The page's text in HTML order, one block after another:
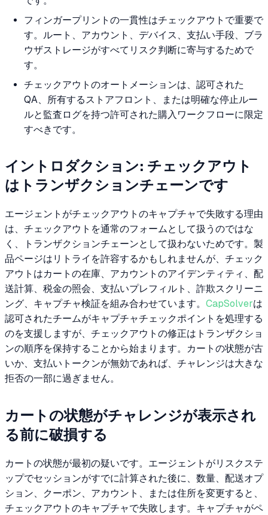
フィンガープリントの一貫性はチェックアウトで重要で
す。ルート、アカウント、デバイス、支払い手段、ブラ
ウザストレージがすべてリスク判断に寄与するためで
す。
チェックアウトのオートメーションは、認可された
QA、所有するストアフロント、または明確な停止ルー
ルと監査ログを持つ許可された購入ワークフローに限定
すべきです。
イントロダクション: チェックアウト
はトランザクションチェーンです
エージェントがチェックアウトのキャプチャで失敗する理由
は、チェックアウトを通常のフォームとして扱うのではな
く、トランザクションチェーンとして扱わないためです。製
品ページはリトライを許容するかもしれませんが、チェック
アウトはカートの在庫、アカウントのアイデンティティ、配
送計算、税金の照会、支払いプレフィルト、詐欺スクリーニ
ング、キャプチャ検証を組み合わせています。 CapSolverは
認可されたチームがキャプチャチェックポイントを処理する
のを支援しますが、チェックアウトの修正はトランザクショ
ンの順序を保持することから始まります。カートの状態が古
いか、支払いトークンが無効であれば、チャレンジは大きな
拒否の一部に過ぎません。
カートの状態がチャレンジが表示され
る前に破損する
カートの状態が最初の疑いです。エージェントがリスクステ
ップでセッションがすでに計算された後に、数量、配送オプ
ション、クーポン、アカウント、または住所を変更すると、
チェックアウトのキャプチャで失敗します。キャプチャがペ